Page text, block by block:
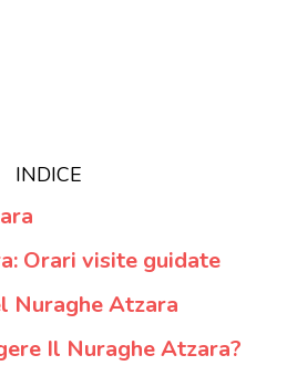
INDICE
Orari visite guidate
Nuraghe Atzara
Il Nuraghe Atzara?